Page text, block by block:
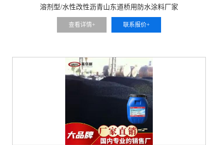
溶剂型/水性改性沥青山东道桥用防水涂料厂家
查看详情+ 联系报价+